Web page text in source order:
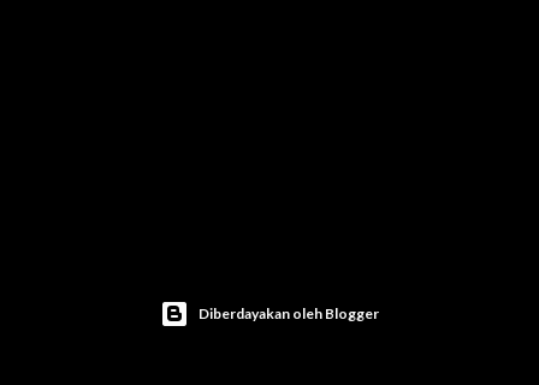
Diberdayakan oleh Blogger